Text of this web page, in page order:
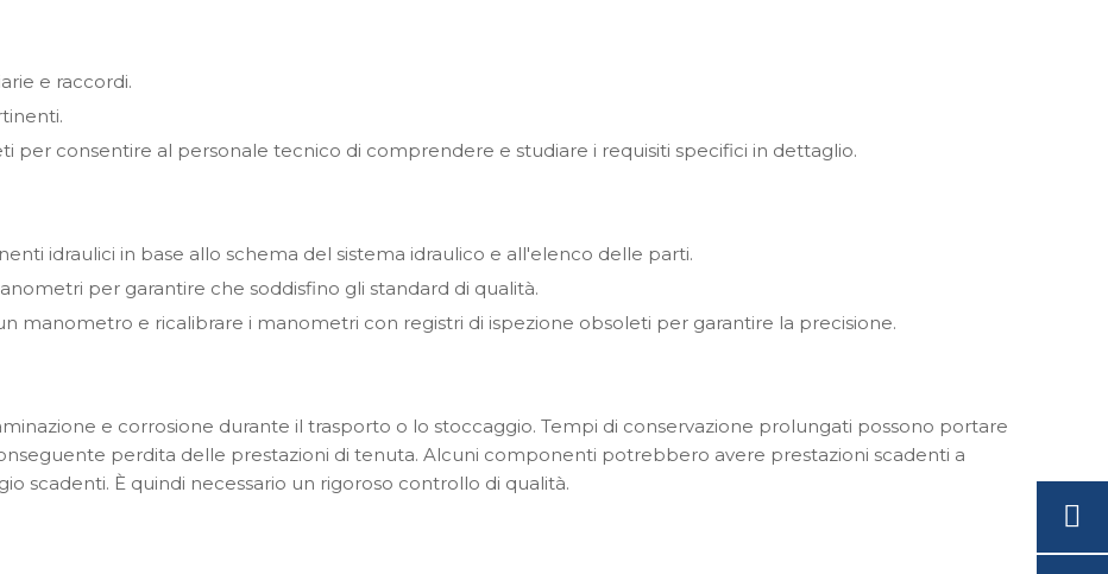
e raccordi.
per consentire al personale tecnico di comprendere e studiare i requisiti specifici in dettaglio.
idraulici in base allo schema del sistema idraulico e all'elenco delle parti.
per garantire che soddisfino gli standard di qualità.
manometro e ricalibrare i manometri con registri di ispezione obsoleti per garantire la precisione.
e corrosione durante il trasporto o lo stoccaggio. Tempi di conservazione prolungati possono portare
perdita delle prestazioni di tenuta. Alcuni componenti potrebbero avere prestazioni scadenti a
scadenti. È quindi necessario un rigoroso controllo di qualità.